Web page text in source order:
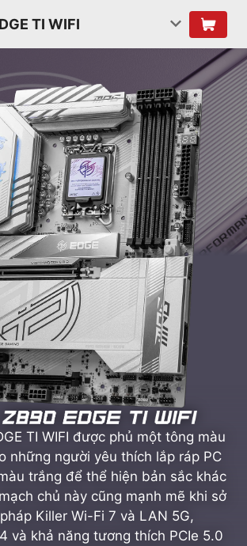
TI WIFI
TI WIFI được phủ một tông màu
những người yêu thích lắp ráp PC
trắng để thể hiện bản sắc khác
chủ này cũng mạnh mẽ khi sở
Killer Wi-Fi 7 và LAN 5G,
và khả năng tương thích PCIe 5.0